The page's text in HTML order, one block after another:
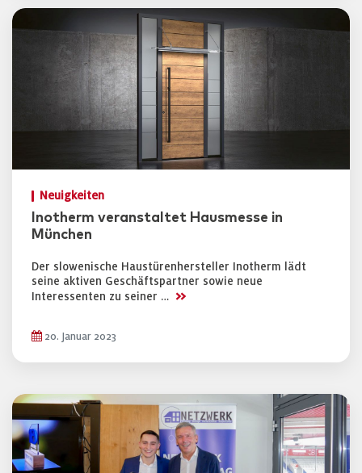
Neuigkeiten
Inotherm veranstaltet Hausmesse in
München
Der slowenische Haustürenhersteller Inotherm lädt
seine aktiven Geschäftspartner sowie neue
Interessenten zu seiner … >>
20. Januar 2023